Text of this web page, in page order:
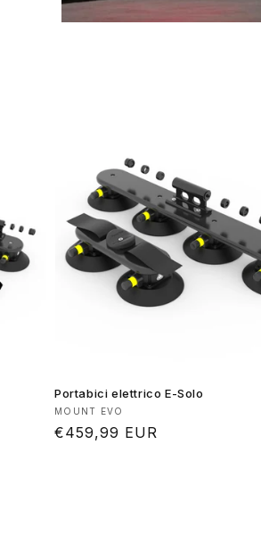
Portabici elettrico E-Solo
Produttore:
MOUNT EVO
Prezzo
€459,99 EUR